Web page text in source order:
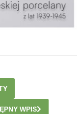
WPIS